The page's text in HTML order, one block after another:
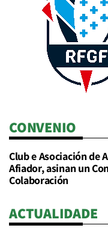
CONVENIO
Club e Asociación de
Afiador, asinan un
Colaboración
ACTUALIDADE